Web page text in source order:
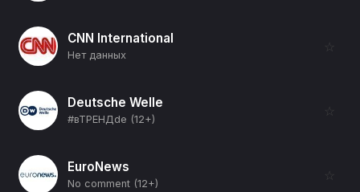
CNN International
Нет данных
☆
Deutsche Welle
#вТРЕНДde (12+)
☆
EuroNews
No comment (12+)
☆